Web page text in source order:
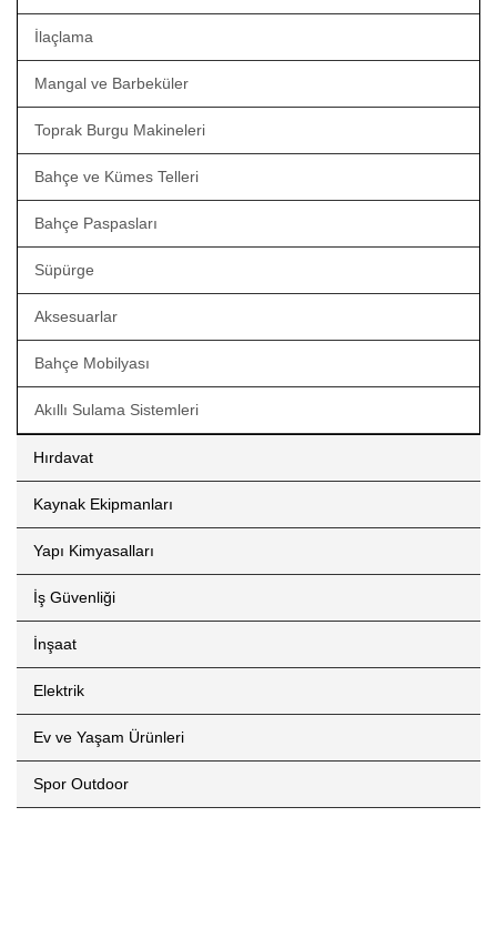
İlaçlama
Mangal ve Barbeküler
Toprak Burgu Makineleri
Bahçe ve Kümes Telleri
Bahçe Paspasları
Süpürge
Aksesuarlar
Bahçe Mobilyası
Akıllı Sulama Sistemleri
Hırdavat
Kaynak Ekipmanları
Yapı Kimyasalları
İş Güvenliği
İnşaat
Elektrik
Ev ve Yaşam Ürünleri
Spor Outdoor